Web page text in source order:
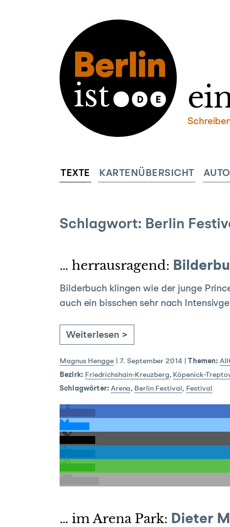
TEXTE KARTENÜBERSICHT
Schlagwort: Berlin
… herrausragend:
Bilderbuch klingen wie der junge
auch ein bisschen sehr nach
Weiterlesen >
Magnus Hengge| 7. September 2014| Themen:
Bezirk: Friedrichshain-Kreuzberg, Köpenick-
Schlagwörter: Arena, Berlin Festival, Festival
… im Arena Park: Dieter